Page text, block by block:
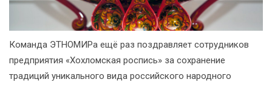
Команда ЭТНОМИРа ещё раз поздравляет сотрудников
предприятия «Хохломская роспись» за сохранение
традиций уникального вида российского народного